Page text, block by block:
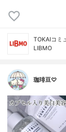
TOKAIコミ
LIBMO
珈琲豆♡